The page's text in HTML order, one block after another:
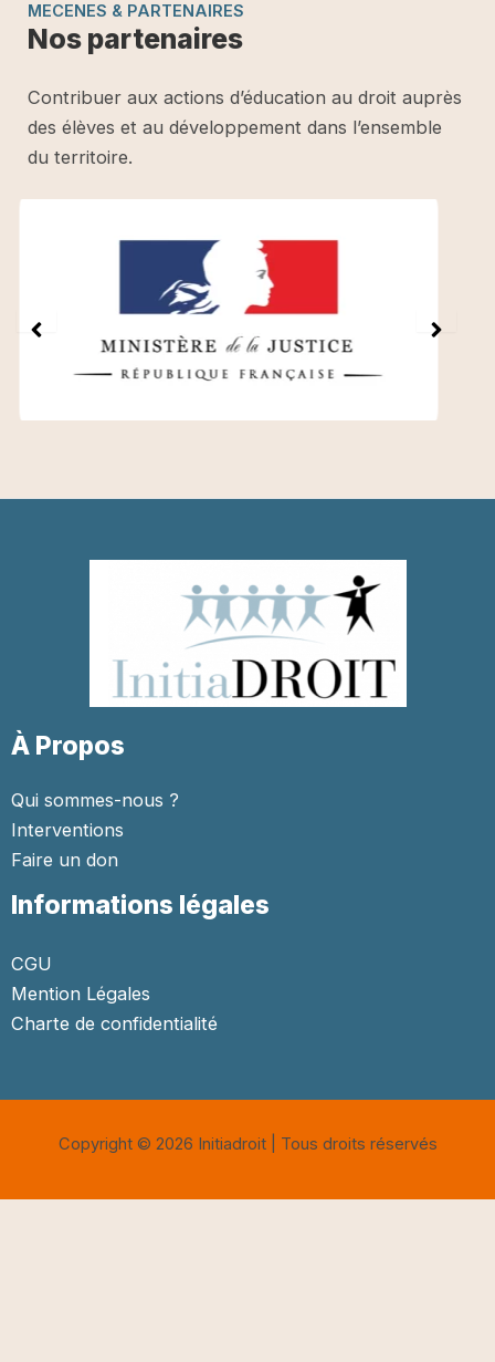
MECENES & PARTENAIRES
Nos partenaires
Contribuer aux actions d’éducation au droit auprès
des élèves et au développement dans l’ensemble
du territoire.
À Propos
Qui sommes-nous ?
Interventions
Faire un don
Informations légales
CGU
Mention Légales
Charte de confidentialité
Copyright © 2026 Initiadroit | Tous droits réservés